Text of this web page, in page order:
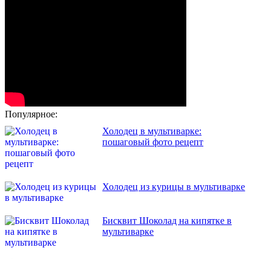
Популярное:
Холодец в мультиварке:
пошаговый фото рецепт
Холодец из курицы в мультиварке
Бисквит Шоколад на кипятке в
мультиварке